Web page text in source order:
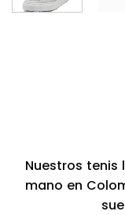
Nuestros tenis
mano en